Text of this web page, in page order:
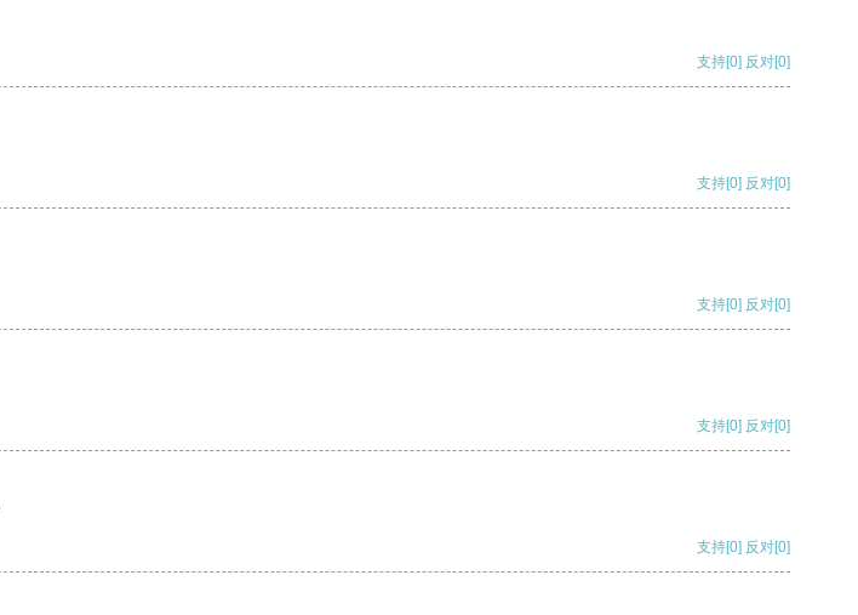
支持[0] 反对[0]
支持[0] 反对[0]
支持[0] 反对[0]
支持[0] 反对[0]
支持[0] 反对[0]